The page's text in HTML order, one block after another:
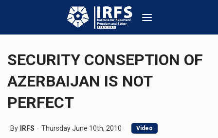
SECURITY CONSEPTION OF
AZERBAIJAN IS NOT
PERFECT
By IRFS Thursday June 10th, 2010 Video